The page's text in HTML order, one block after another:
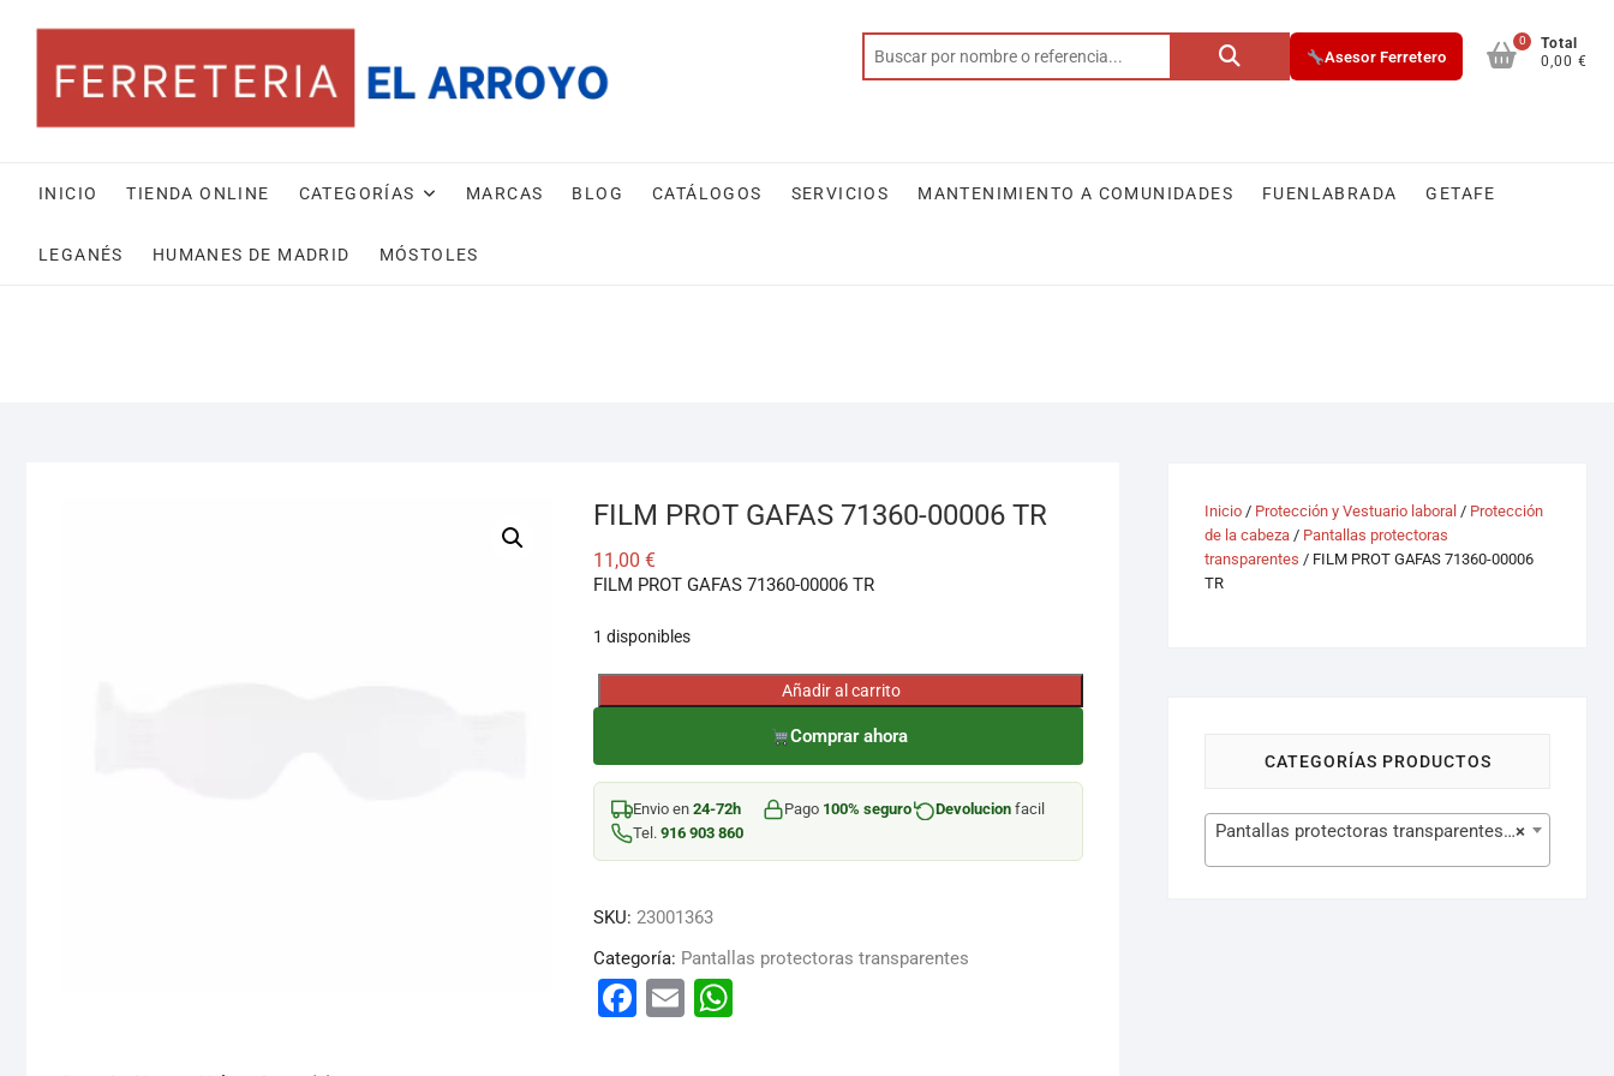
contenido
Buscar
Asesor Ferretero
0
Total
0,00 €
INICIO TIENDA ONLINE CATEGORÍAS MARCAS BLOG CATÁLOGOS SERVICIOS MANTENIMIENTO A COMUNIDADES FUENLABRADA GETAFE
LEGANÉS HUMANES DE MADRID MÓSTOLES
FILM PROT GAFAS 71360-00006 TR
11,00 €
FILM PROT GAFAS 71360-00006 TR
1 disponibles
FILM
GAFAS
71360-
00006
Añadir al carrito
Comprar ahora
Envio en 24-72h Pago 100% seguro Devolucion facil
Tel. 916 903 860
SKU: 23001363
Categoría: Pantallas protectoras transparentes
F
E
Inicio / Protección y Vestuario laboral / Protección
de la cabeza / Pantallas protectoras
transparentes / FILM PROT GAFAS 71360-00006
TR
CATEGORÍAS PRODUCTOS
×
Pantallas protectoras transparentes (12)